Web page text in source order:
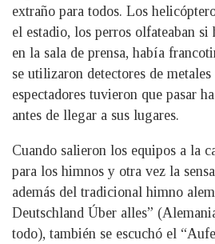
extraño para todos. Los
el estadio, los perros olfateaban si
en la sala de prensa, había
se utilizaron detectores de
espectadores tuvieron que pasar
antes de llegar a sus lugares.
Cuando salieron los equipos a la
para los himnos y otra vez la
además del tradicional himno
Deutschland Úber alles”
todo), también se escuchó el